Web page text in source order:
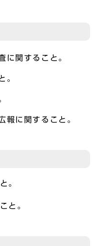
に関すること。
。
報に関すること。
。
と。